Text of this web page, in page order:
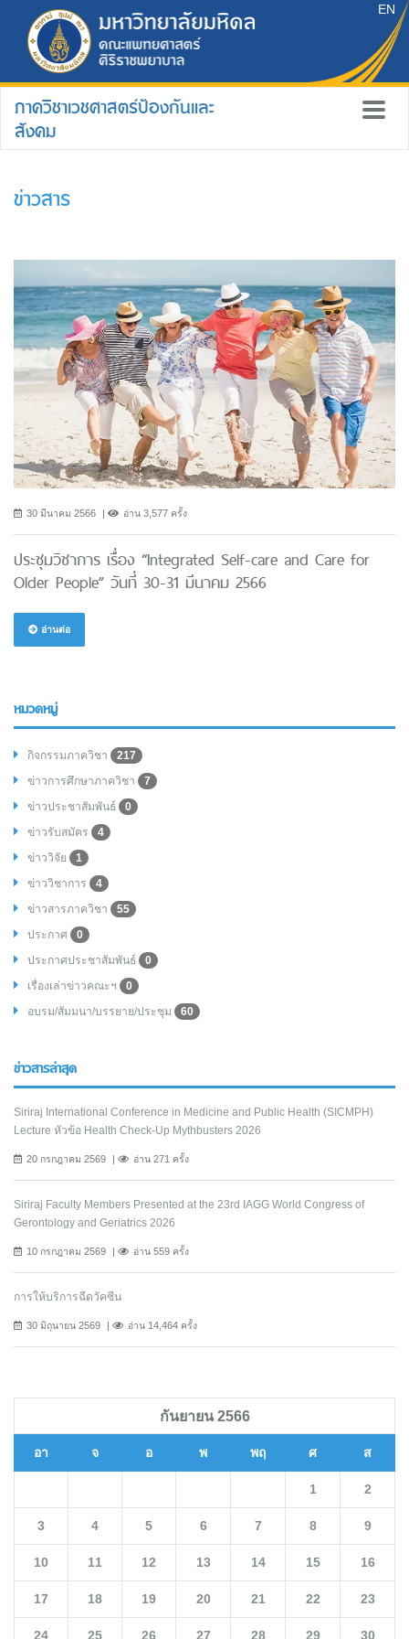
EN
ภาควิชาเวชศาสตร์ป้องกันและ
สังคม
ข่าวสาร
30 มีนาคม 2566 อ่าน 3,577 ครั้ง
ประชุมวิชาการ เรื่อง “Integrated Self-care and Care for
Older People” วันที่ 30-31 มีนาคม 2566
อ่านต่อ
หมวดหมู่
กิจกรรมภาควิชา
217
ข่าวการศึกษาภาควิชา
7
ข่าวประชาสัมพันธ์
0
ข่าวรับสมัคร
4
ข่าววิจัย
1
ข่าววิชาการ
4
ข่าวสารภาควิชา
55
ประกาศ
0
ประกาศประชาสัมพันธ์
0
เรื่องเล่าข่าวคณะฯ
0
อบรม/สัมมนา/บรรยาย/ประชุม
60
ข่าวสารล่าสุด
Siriraj International Conference in Medicine and Public Health (SICMPH)
Lecture หัวข้อ Health Check-Up Mythbusters 2026
20 กรกฎาคม 2569 อ่าน 271 ครั้ง
Siriraj Faculty Members Presented at the 23rd IAGG World Congress of
Gerontology and Geriatrics 2026
10 กรกฎาคม 2569 อ่าน 559 ครั้ง
การให้บริการฉีดวัคซีน
30 มิถุนายน 2569 อ่าน 14,464 ครั้ง
กันยายน 2566
อา จ อ พ พฤ ศ ส
1 2
3 4 5 6 7 8 9
10 11 12 13 14 15 16
17 18 19 20 21 22 23
24 25 26 27 28 29 30